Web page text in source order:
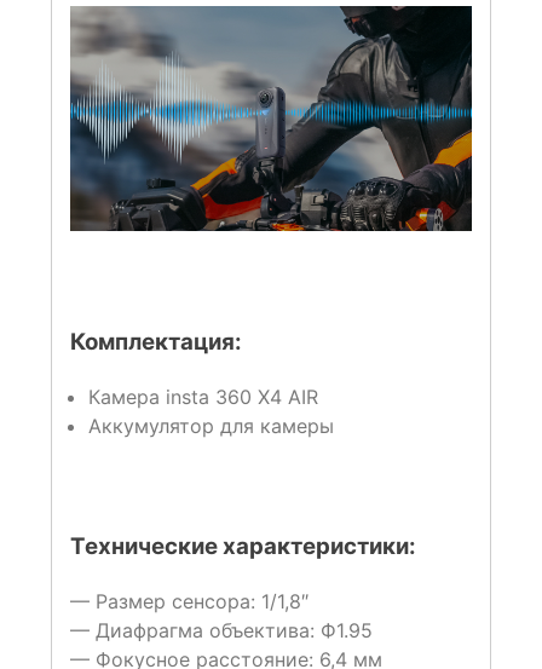
Комплектация:
Камера insta 360 X4 AIR
Аккумулятор для камеры
Технические характеристики:
— Размер сенсора: 1/1,8″
— Диафрагма объектива: Ф1.95
— Фокусное расстояние: 6,4 мм